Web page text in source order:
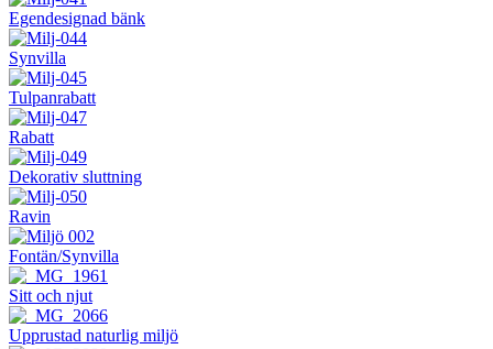
Egendesignad bänk
Synvilla
Tulpanrabatt
Rabatt
Dekorativ sluttning
Ravin
Fontän/Synvilla
Sitt och njut
Upprustad naturlig miljö